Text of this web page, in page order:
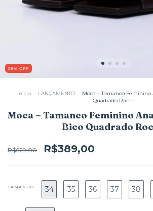
38% OFF
Início . LANÇAMENTO . Moca – Tamanco Feminino
Quadrado Rocha
Moca – Tamanco Feminino
Bico Quadrado
R$629,00 R$389,00
TAMANHO 34 35 36 37 38